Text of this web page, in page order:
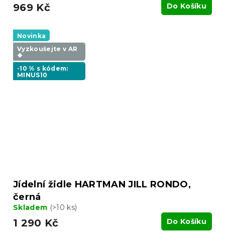
969 Kč Do Košíku
Novinka
Vyzkoušejte v AR
❖
-10 % s kódem:
MINUS10
Jídelní židle HARTMAN JILL RONDO,
černá
Skladem (>10 ks)
1 290 Kč Do Košíku